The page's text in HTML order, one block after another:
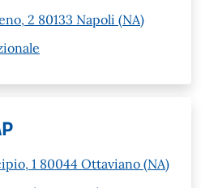
2 80133 Napoli (NA)
1 80044 Ottaviano (NA)